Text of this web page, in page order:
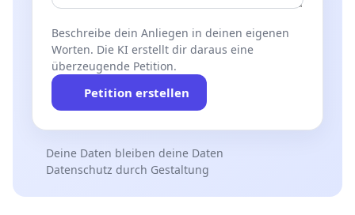
Beschreibe dein Anliegen in deinen eigenen
Worten. Die KI erstellt dir daraus eine
überzeugende Petition.
Petition erstellen
Deine Daten bleiben deine Daten
Datenschutz durch Gestaltung